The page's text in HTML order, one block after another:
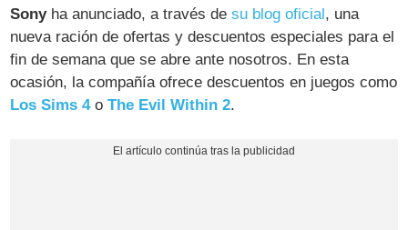
Sonyha anunciado, a través desu blog oficial, una
nueva ración de ofertas y descuentos especiales para el
fin de semana que se abre ante nosotros. En esta
ocasión, la compañía ofrece descuentos en juegos como
Los Sims 4oThe Evil Within 2.